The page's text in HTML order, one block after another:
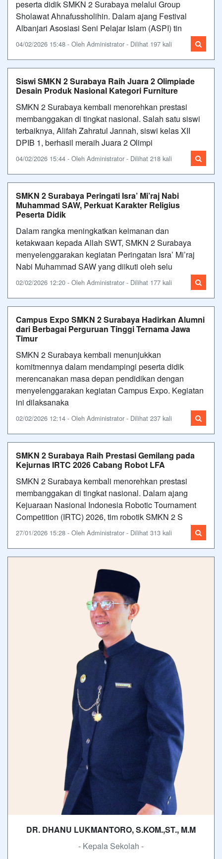
peserta didik SMKN 2 Surabaya melalui Group
Sholawat Ahnafussholihin. Dalam ajang Festival
Albanjari Asosiasi Seni Pelajar Islam (ASPI) tin
04/02/2026 15:48 - Oleh Administrator - Dilihat 197 kali
Siswi SMKN 2 Surabaya Raih Juara 2 Olimpiade
Desain Produk Nasional Kategori Furniture
SMKN 2 Surabaya kembali menorehkan prestasi
membanggakan di tingkat nasional. Salah satu siswi
terbaiknya, Alifah Zahratul Jannah, siswi kelas XII
DPIB 1, berhasil meraih Juara 2 Olimpi
04/02/2026 15:44 - Oleh Administrator - Dilihat 218 kali
SMKN 2 Surabaya Peringati Isra’ Mi’raj Nabi
Muhammad SAW, Perkuat Karakter Religius
Peserta Didik
Dalam rangka meningkatkan keimanan dan
ketakwaan kepada Allah SWT, SMKN 2 Surabaya
menyelenggarakan kegiatan Peringatan Isra’ Mi’raj
Nabi Muhammad SAW yang diikuti oleh selu
02/02/2026 12:20 - Oleh Administrator - Dilihat 177 kali
Campus Expo SMKN 2 Surabaya Hadirkan Alumni
dari Berbagai Perguruan Tinggi Ternama Jawa
Timur
SMKN 2 Surabaya kembali menunjukkan
komitmennya dalam mendampingi peserta didik
merencanakan masa depan pendidikan dengan
menyelenggarakan kegiatan Campus Expo. Kegiatan
ini dilaksanaka
02/02/2026 12:14 - Oleh Administrator - Dilihat 237 kali
SMKN 2 Surabaya Raih Prestasi Gemilang pada
Kejurnas IRTC 2026 Cabang Robot LFA
SMKN 2 Surabaya kembali menorehkan prestasi
membanggakan di tingkat nasional. Dalam ajang
Kejuaraan Nasional Indonesia Robotic Tournament
Competition (IRTC) 2026, tim robotik SMKN 2 S
27/01/2026 15:28 - Oleh Administrator - Dilihat 313 kali
DR. DHANU LUKMANTORO, S.KOM.,ST., M.M
- Kepala Sekolah -